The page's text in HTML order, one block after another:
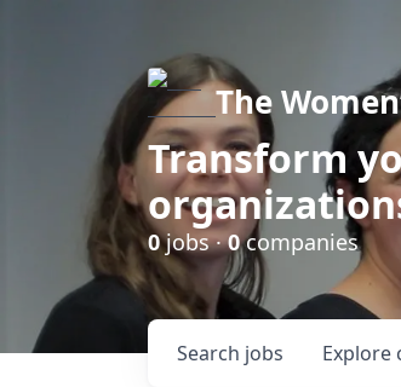
The
Transform
0jobs ·0companies
Search jobs Explore